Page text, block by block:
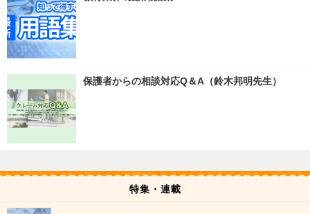
保護者からの相談対応Q＆A（鈴木邦明先生）
特集・連載